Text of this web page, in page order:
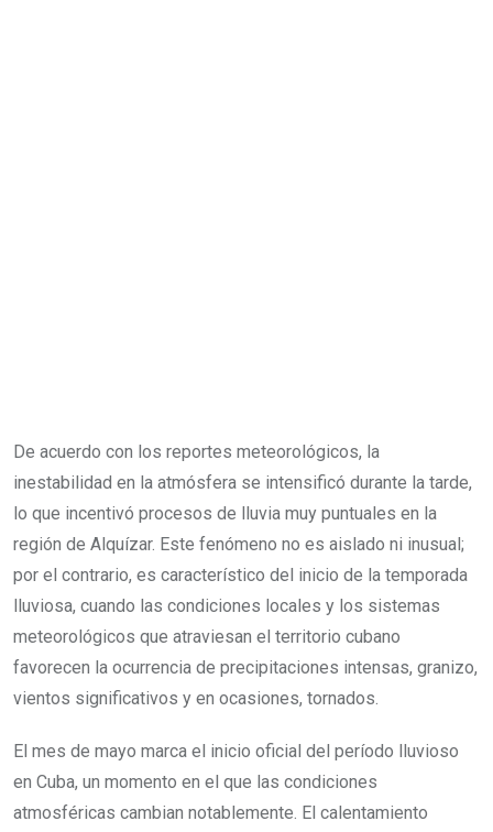
De acuerdo con los reportes meteorológicos, la
inestabilidad en la atmósfera se intensificó durante la tarde,
lo que incentivó procesos de lluvia muy puntuales en la
región de Alquízar. Este fenómeno no es aislado ni inusual;
por el contrario, es característico del inicio de la temporada
lluviosa, cuando las condiciones locales y los sistemas
meteorológicos que atraviesan el territorio cubano
favorecen la ocurrencia de precipitaciones intensas, granizo,
vientos significativos y en ocasiones, tornados.
El mes de mayo marca el inicio oficial del período lluvioso
en Cuba, un momento en el que las condiciones
atmosféricas cambian notablemente. El calentamiento